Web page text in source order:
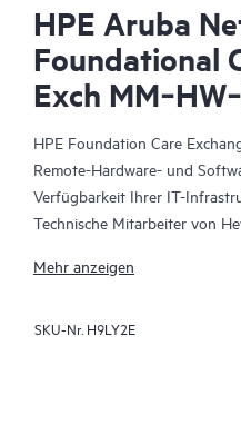
HPE Aruba
Foundational
Exch
HPE Foundation Care
Remote-Hardware- und
Verfügbarkeit Ihrer IT-
Technische Mitarbeiter von
Behebung von Hardware- und
Mehr anzeigen
SKU-Nr. H9LY2E